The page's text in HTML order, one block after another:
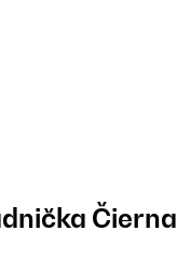
Čierna